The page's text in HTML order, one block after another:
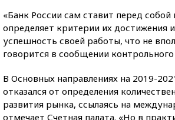
«Банк России сам ставит перед собой
определяет критерии их достижения
успешность своей работы, что не
говорится в сообщении
В Основных направлениях на 2019-
отказался от определения
развития рынка, ссылаясь на
отмечает Счетная палата. «Но в